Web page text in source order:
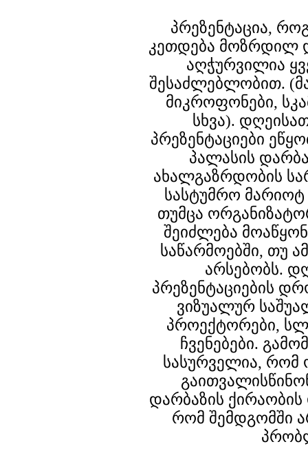
პრეზენტაცია,
კეთდება მოზრდილ
აღჭურვილია
შესაძლებლობით.
მიკროფონები,
სხვა).
პრეზენტაციები
პალასის
ახალგაზრდობის
სასტუმრო
თუმცა
შეიძლება
საწარმოებში, თუ
არსებობს.
პრეზენტაციების
ვიზუალურ
პროექტორები,
ჩვენებები.
სასურველია, რომ
დარბაზის
რომ შემდგომში